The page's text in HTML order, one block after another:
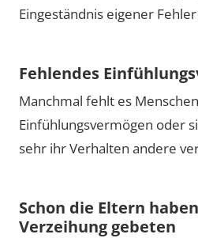
Eingeständnis eigener
Fehlendes
Manchmal fehlt es
Einfühlungsvermögen oder
sehr ihr Verhalten andere
Schon die Eltern
Verzeihung gebeten